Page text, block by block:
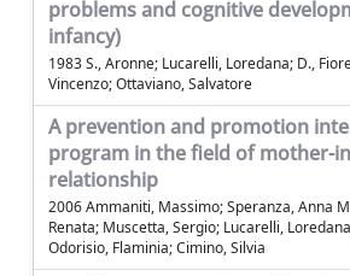
problems and cognitive
infancy)
1983 S., Aronne; Lucarelli, Loredana; D.,
Vincenzo; Ottaviano, Salvatore
A prevention and promotion
program in the field of mother-
relationship
2006 Ammaniti, Massimo; Speranza, Anna
Renata; Muscetta, Sergio; Lucarelli,
Odorisio, Flaminia; Cimino, Silvia